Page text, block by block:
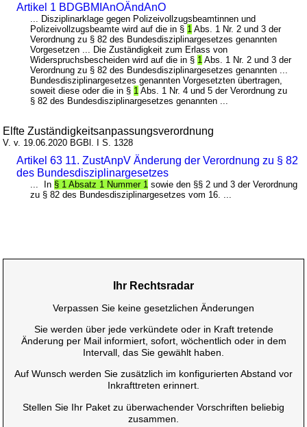
Artikel 1 BDGBMIAnOÄndAnO
... Disziplinarklage gegen Polizeivollzugsbeamtinnen und
Polizeivollzugsbeamte wird auf die in § 1 Abs. 1 Nr. 2 und 3 der
Verordnung zu § 82 des Bundesdisziplinargesetzes genannten
Vorgesetzen ... Die Zuständigkeit zum Erlass von
Widerspruchsbescheiden wird auf die in § 1 Abs. 1 Nr. 2 und 3 der
Verordnung zu § 82 des Bundesdisziplinargesetzes genannten ...
Bundesdisziplinargesetzes genannten Vorgesetzten übertragen,
soweit diese oder die in § 1 Abs. 1 Nr. 4 und 5 der Verordnung zu
§ 82 des Bundesdisziplinargesetzes genannten ...
Elfte Zuständigkeitsanpassungsverordnung
V. v. 19.06.2020 BGBl. I S. 1328
Artikel 63 11. ZustAnpV Änderung der Verordnung zu § 82
des Bundesdisziplinargesetzes
... In § 1 Absatz 1 Nummer 1 sowie den §§ 2 und 3 der Verordnung
zu § 82 des Bundesdisziplinargesetzes vom 16. ...
Ihr Rechtsradar
Verpassen Sie keine gesetzlichen Änderungen
Sie werden über jede verkündete oder in Kraft tretende
Änderung per Mail informiert, sofort, wöchentlich oder in dem
Intervall, das Sie gewählt haben.
Auf Wunsch werden Sie zusätzlich im konfigurierten Abstand vor
Inkrafttreten erinnert.
Stellen Sie Ihr Paket zu überwachender Vorschriften beliebig
zusammen.